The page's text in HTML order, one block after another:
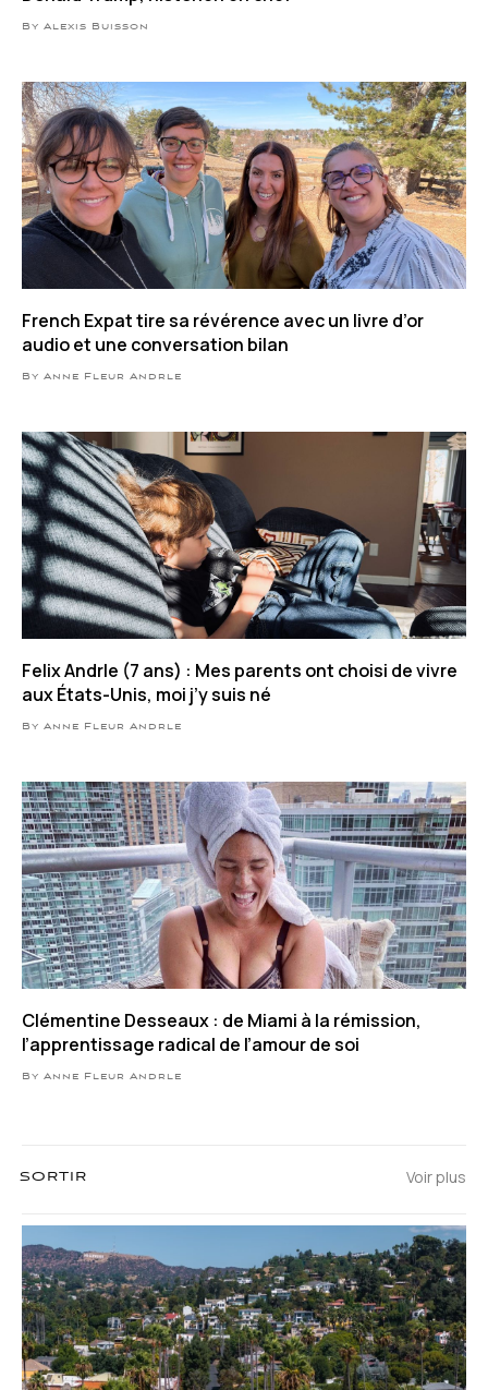
By Alexis Buisson
French Expat tire sa révérence avec un livre d’or
audio et une conversation bilan
By Anne Fleur Andrle
Felix Andrle (7 ans) : Mes parents ont choisi de vivre
aux États-Unis, moi j’y suis né
By Anne Fleur Andrle
Clémentine Desseaux : de Miami à la rémission,
l’apprentissage radical de l’amour de soi
By Anne Fleur Andrle
SORTIR Voir plus